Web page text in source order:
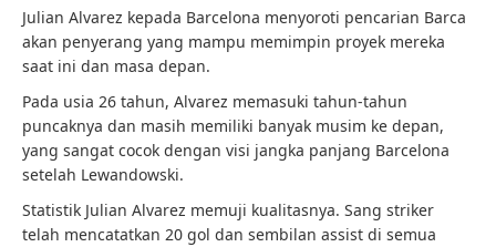
Julian Alvarez kepada Barcelona menyoroti pencarian Barca
akan penyerang yang mampu memimpin proyek mereka
saat ini dan masa depan.
Pada usia 26 tahun, Alvarez memasuki tahun-tahun
puncaknya dan masih memiliki banyak musim ke depan,
yang sangat cocok dengan visi jangka panjang Barcelona
setelah Lewandowski.
Statistik Julian Alvarez memuji kualitasnya. Sang striker
telah mencatatkan 20 gol dan sembilan assist di semua